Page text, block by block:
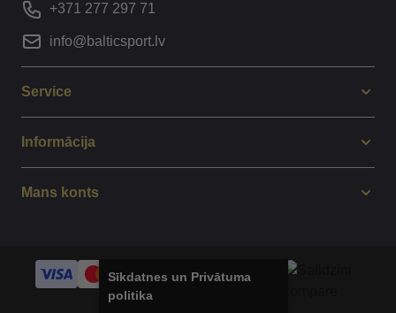
+371 277 297 71
info@balticsport.lv
Service
Informācija
Mans konts
Sīkdatnes un Privātuma
politika